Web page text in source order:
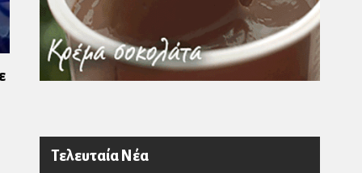
Τελευταία Νέα